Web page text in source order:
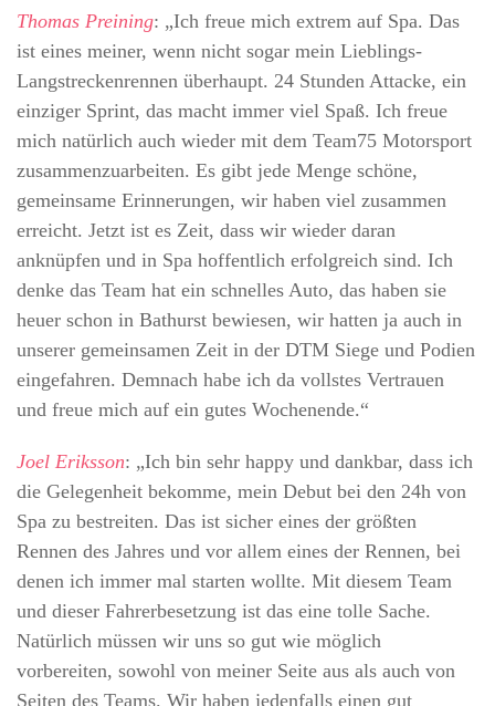
Thomas Preining: „Ich freue mich extrem auf Spa. Das
ist eines meiner, wenn nicht sogar mein Lieblings-
Langstreckenrennen überhaupt. 24 Stunden Attacke, ein
einziger Sprint, das macht immer viel Spaß. Ich freue
mich natürlich auch wieder mit dem Team75 Motorsport
zusammenzuarbeiten. Es gibt jede Menge schöne,
gemeinsame Erinnerungen, wir haben viel zusammen
erreicht. Jetzt ist es Zeit, dass wir wieder daran
anknüpfen und in Spa hoffentlich erfolgreich sind. Ich
denke das Team hat ein schnelles Auto, das haben sie
heuer schon in Bathurst bewiesen, wir hatten ja auch in
unserer gemeinsamen Zeit in der DTM Siege und Podien
eingefahren. Demnach habe ich da vollstes Vertrauen
und freue mich auf ein gutes Wochenende.“
Joel Eriksson: „Ich bin sehr happy und dankbar, dass ich
die Gelegenheit bekomme, mein Debut bei den 24h von
Spa zu bestreiten. Das ist sicher eines der größten
Rennen des Jahres und vor allem eines der Rennen, bei
denen ich immer mal starten wollte. Mit diesem Team
und dieser Fahrerbesetzung ist das eine tolle Sache.
Natürlich müssen wir uns so gut wie möglich
vorbereiten, sowohl von meiner Seite aus als auch von
Seiten des Teams. Wir haben jedenfalls einen gut